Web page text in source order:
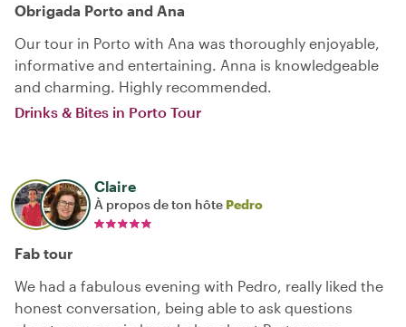
Obrigada Porto and Ana
Our tour in Porto with Ana was thoroughly enjoyable,
informative and entertaining. Anna is knowledgeable
and charming. Highly recommended.
Drinks & Bites in Porto Tour
Claire
À propos de ton hôte Pedro
Fab tour
We had a fabulous evening with Pedro, really liked the
honest conversation, being able to ask questions